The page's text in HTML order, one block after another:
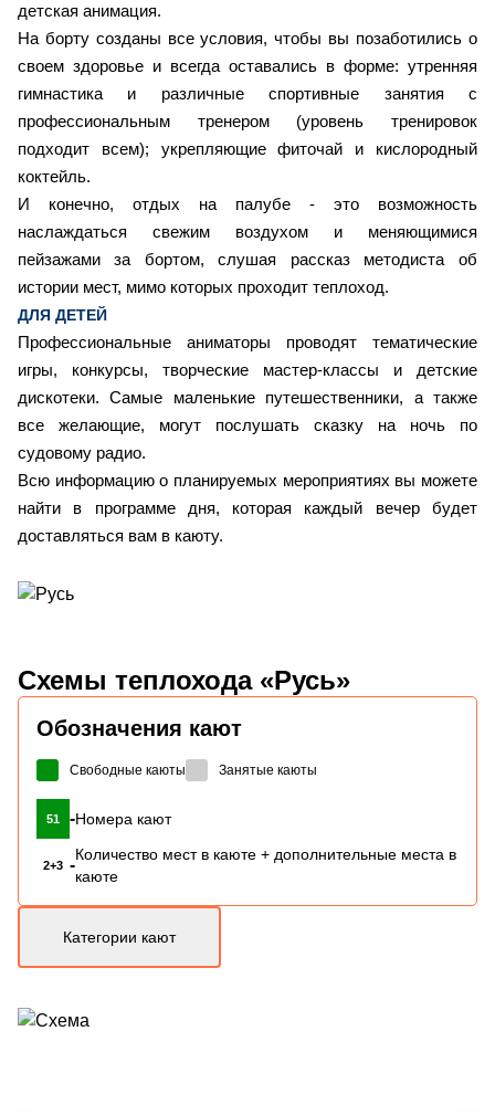
детская анимация.
На борту созданы все условия, чтобы вы позаботились о
своем здоровье и всегда оставались в форме: утренняя
гимнастика и различные спортивные занятия с
профессиональным тренером (уровень тренировок
подходит всем); укрепляющие фиточай и кислородный
коктейль.
И конечно, отдых на палубе - это возможность
наслаждаться свежим воздухом и меняющимися
пейзажами за бортом, слушая рассказ методиста об
истории мест, мимо которых проходит теплоход.
ДЛЯ ДЕТЕЙ
Профессиональные аниматоры проводят тематические
игры, конкурсы, творческие мастер-классы и детские
дискотеки. Самые маленькие путешественники, а также
все желающие, могут послушать сказку на ночь по
судовому радио.
Всю информацию о планируемых мероприятиях вы можете
найти в программе дня, которая каждый вечер будет
доставляться вам в каюту.
Схемы теплохода «Русь»
Обозначения кают
Свободные каюты Занятые каюты
51 -Номера кают
2+3 -
Количество мест в каюте + дополнительные места в
каюте
Категории кают